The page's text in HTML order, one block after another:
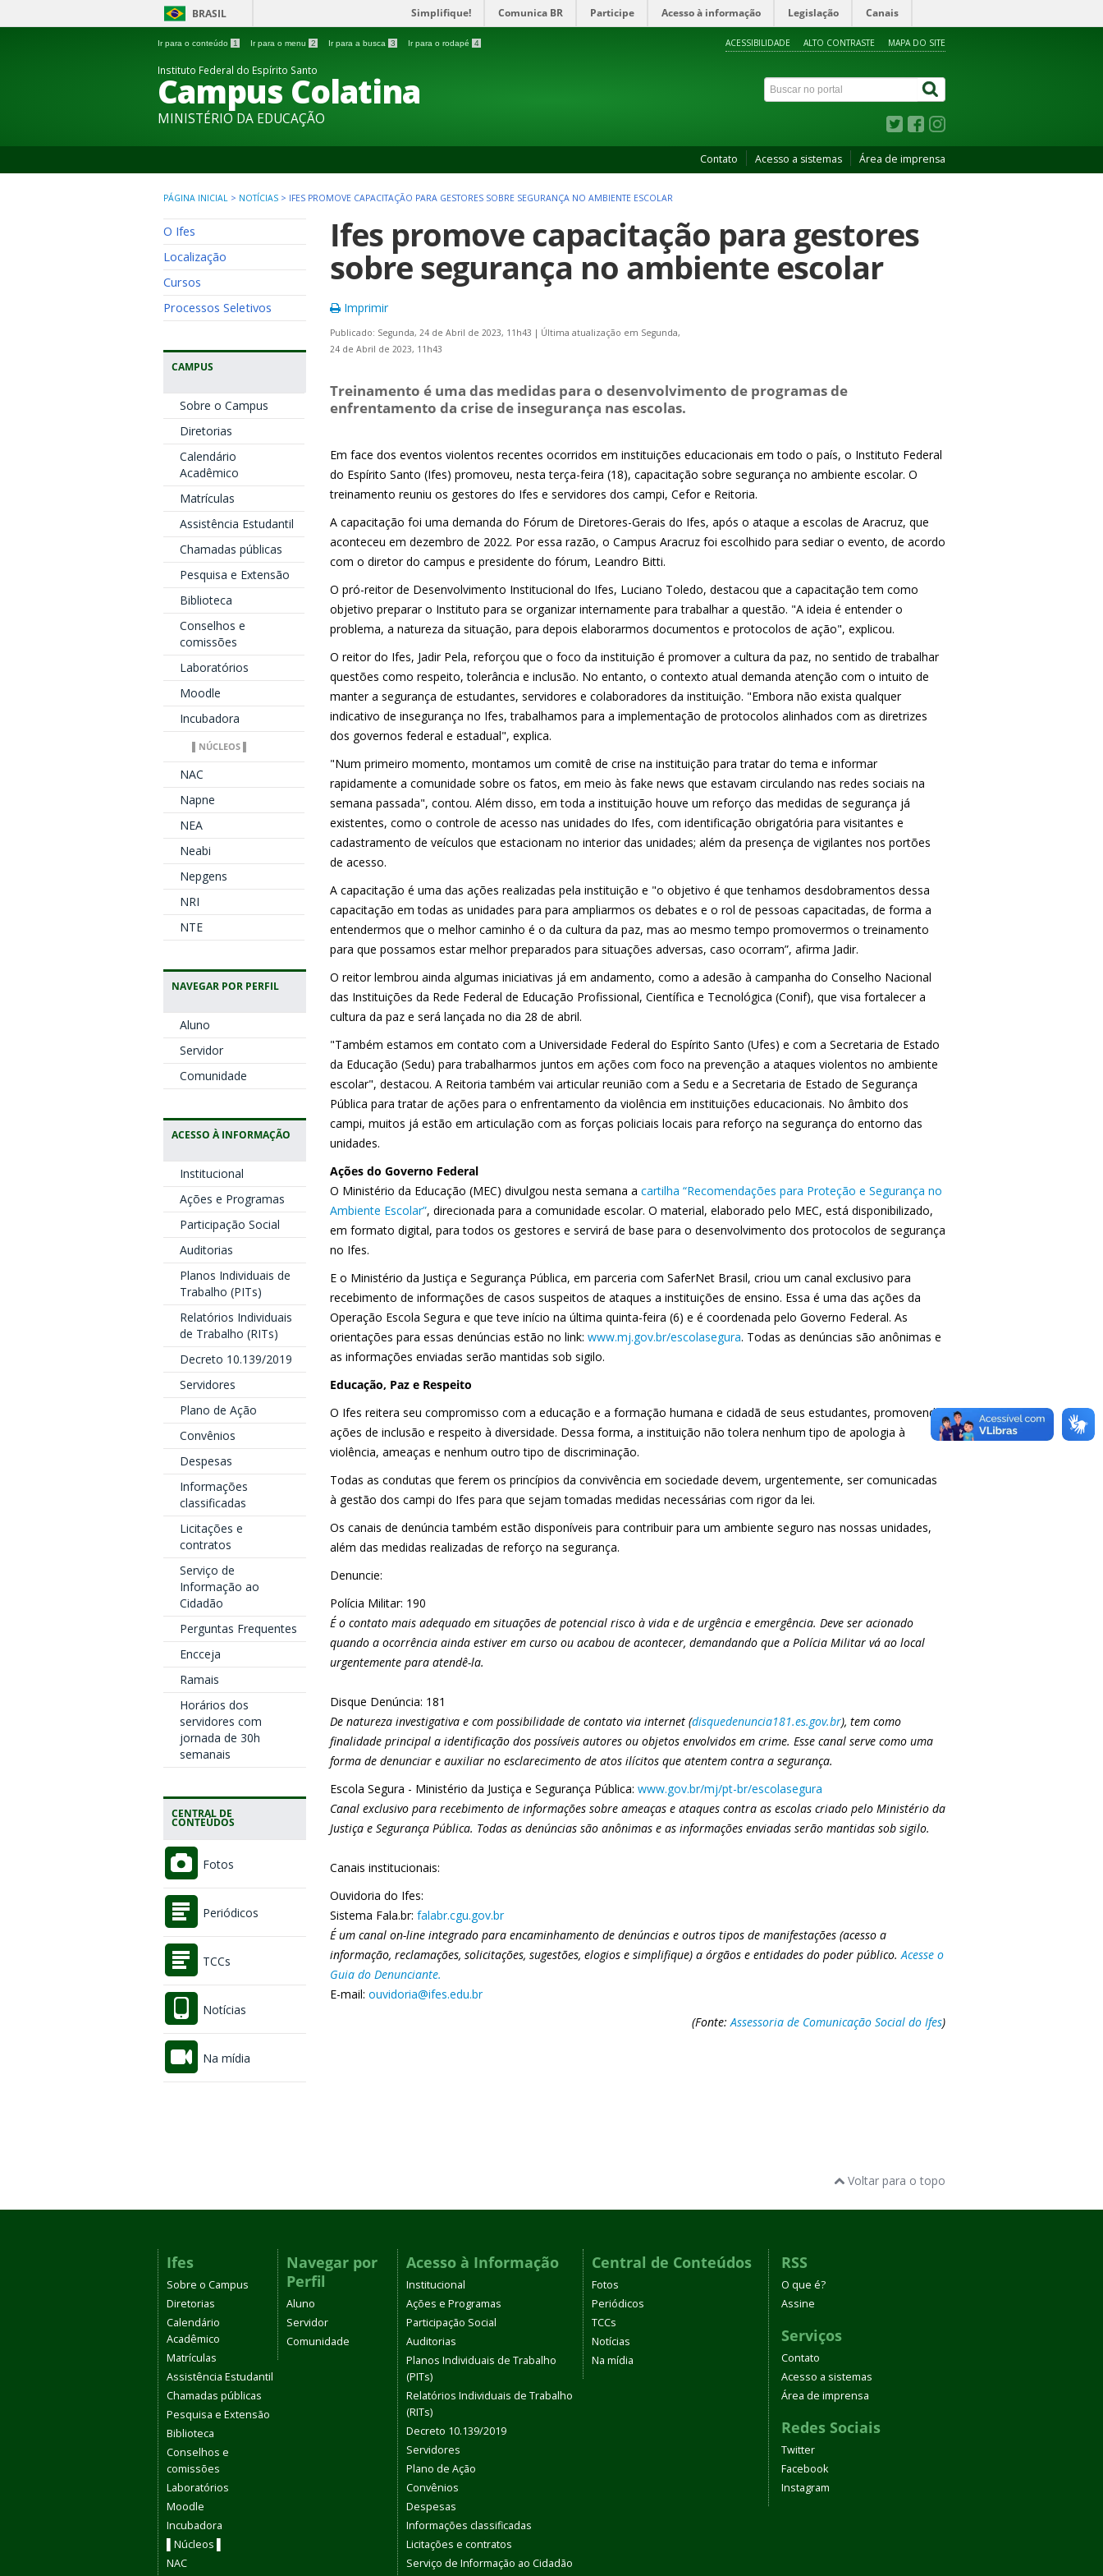
BRASIL Simplifique! Comunica BR Participe Acesso à informação Legislação Canais
Ir para o conteúdo 1 Ir para o menu 2 Ir para a busca 3 Ir para o rodapé 4 ACESSIBILIDADE ALTO CONTRASTE MAPA DO SITE
Instituto Federal do Espírito Santo
Campus Colatina
MINISTÉRIO DA EDUCAÇÃO
Contato Acesso a sistemas Área de imprensa
PÁGINA INICIAL > NOTÍCIAS > IFES PROMOVE CAPACITAÇÃO PARA GESTORES SOBRE SEGURANÇA NO AMBIENTE ESCOLAR
O Ifes
Localização
Cursos
Processos Seletivos
CAMPUS
Sobre o Campus
Diretorias
Calendário
Acadêmico
Matrículas
Assistência Estudantil
Chamadas públicas
Pesquisa e Extensão
Biblioteca
Conselhos e
comissões
Laboratórios
Moodle
Incubadora
▌NÚCLEOS ▌
NAC
Napne
NEA
Neabi
Nepgens
NRI
NTE
NAVEGAR POR PERFIL
Aluno
Servidor
Comunidade
ACESSO À INFORMAÇÃO
Institucional
Ações e Programas
Participação Social
Auditorias
Planos Individuais de
Trabalho (PITs)
Relatórios Individuais
de Trabalho (RITs)
Decreto 10.139/2019
Servidores
Plano de Ação
Convênios
Despesas
Informações
classificadas
Licitações e
contratos
Serviço de
Informação ao
Cidadão
Perguntas Frequentes
Encceja
Ramais
Horários dos
servidores com
jornada de 30h
semanais
CENTRAL DE
CONTEÚDOS
Fotos
Periódicos
TCCs
Notícias
Na mídia
Ifes promove capacitação para gestores
sobre segurança no ambiente escolar
Imprimir
Publicado: Segunda, 24 de Abril de 2023, 11h43 | Última atualização em Segunda,
24 de Abril de 2023, 11h43
Treinamento é uma das medidas para o desenvolvimento de programas de
enfrentamento da crise de insegurança nas escolas.
Em face dos eventos violentos recentes ocorridos em instituições educacionais em todo o país, o Instituto Federal
do Espírito Santo (Ifes) promoveu, nesta terça-feira (18), capacitação sobre segurança no ambiente escolar. O
treinamento reuniu os gestores do Ifes e servidores dos campi, Cefor e Reitoria.
A capacitação foi uma demanda do Fórum de Diretores-Gerais do Ifes, após o ataque a escolas de Aracruz, que
aconteceu em dezembro de 2022. Por essa razão, o Campus Aracruz foi escolhido para sediar o evento, de acordo
com o diretor do campus e presidente do fórum, Leandro Bitti.
O pró-reitor de Desenvolvimento Institucional do Ifes, Luciano Toledo, destacou que a capacitação tem como
objetivo preparar o Instituto para se organizar internamente para trabalhar a questão. "A ideia é entender o
problema, a natureza da situação, para depois elaborarmos documentos e protocolos de ação", explicou.
O reitor do Ifes, Jadir Pela, reforçou que o foco da instituição é promover a cultura da paz, no sentido de trabalhar
questões como respeito, tolerância e inclusão. No entanto, o contexto atual demanda atenção com o intuito de
manter a segurança de estudantes, servidores e colaboradores da instituição. "Embora não exista qualquer
indicativo de insegurança no Ifes, trabalhamos para a implementação de protocolos alinhados com as diretrizes
dos governos federal e estadual", explica.
"Num primeiro momento, montamos um comitê de crise na instituição para tratar do tema e informar
rapidamente a comunidade sobre os fatos, em meio às fake news que estavam circulando nas redes sociais na
semana passada", contou. Além disso, em toda a instituição houve um reforço das medidas de segurança já
existentes, como o controle de acesso nas unidades do Ifes, com identificação obrigatória para visitantes e
cadastramento de veículos que estacionam no interior das unidades; além da presença de vigilantes nos portões
de acesso.
A capacitação é uma das ações realizadas pela instituição e "o objetivo é que tenhamos desdobramentos dessa
capacitação em todas as unidades para para ampliarmos os debates e o rol de pessoas capacitadas, de forma a
entendermos que o melhor caminho é o da cultura da paz, mas ao mesmo tempo promovermos o treinamento
para que possamos estar melhor preparados para situações adversas, caso ocorram”, afirma Jadir.
O reitor lembrou ainda algumas iniciativas já em andamento, como a adesão à campanha do Conselho Nacional
das Instituições da Rede Federal de Educação Profissional, Científica e Tecnológica (Conif), que visa fortalecer a
cultura da paz e será lançada no dia 28 de abril.
"Também estamos em contato com a Universidade Federal do Espírito Santo (Ufes) e com a Secretaria de Estado
da Educação (Sedu) para trabalharmos juntos em ações com foco na prevenção a ataques violentos no ambiente
escolar", destacou. A Reitoria também vai articular reunião com a Sedu e a Secretaria de Estado de Segurança
Pública para tratar de ações para o enfrentamento da violência em instituições educacionais. No âmbito dos
campi, muitos já estão em articulação com as forças policiais locais para reforço na segurança do entorno das
unidades.
Ações do Governo Federal
O Ministério da Educação (MEC) divulgou nesta semana a cartilha “Recomendações para Proteção e Segurança no
Ambiente Escolar”, direcionada para a comunidade escolar. O material, elaborado pelo MEC, está disponibilizado,
em formato digital, para todos os gestores e servirá de base para o desenvolvimento dos protocolos de segurança
no Ifes.
E o Ministério da Justiça e Segurança Pública, em parceria com SaferNet Brasil, criou um canal exclusivo para
recebimento de informações de casos suspeitos de ataques a instituições de ensino. Essa é uma das ações da
Operação Escola Segura e que teve início na última quinta-feira (6) e é coordenada pelo Governo Federal. As
orientações para essas denúncias estão no link: www.mj.gov.br/escolasegura. Todas as denúncias são anônimas e
as informações enviadas serão mantidas sob sigilo.
Educação, Paz e Respeito
O Ifes reitera seu compromisso com a educação e a formação humana e cidadã de seus estudantes, promovendo
ações de inclusão e respeito à diversidade. Dessa forma, a instituição não tolera nenhum tipo de apologia à
violência, ameaças e nenhum outro tipo de discriminação.
Todas as condutas que ferem os princípios da convivência em sociedade devem, urgentemente, ser comunicadas
à gestão dos campi do Ifes para que sejam tomadas medidas necessárias com rigor da lei.
Os canais de denúncia também estão disponíveis para contribuir para um ambiente seguro nas nossas unidades,
além das medidas realizadas de reforço na segurança.
Denuncie:
Polícia Militar: 190
É o contato mais adequado em situações de potencial risco à vida e de urgência e emergência. Deve ser acionado
quando a ocorrência ainda estiver em curso ou acabou de acontecer, demandando que a Polícia Militar vá ao local
urgentemente para atendê-la.
Disque Denúncia: 181
De natureza investigativa e com possibilidade de contato via internet (disquedenuncia181.es.gov.br), tem como
finalidade principal a identificação dos possíveis autores ou objetos envolvidos em crime. Esse canal serve como uma
forma de denunciar e auxiliar no esclarecimento de atos ilícitos que atentem contra a segurança.
Escola Segura - Ministério da Justiça e Segurança Pública: www.gov.br/mj/pt-br/escolasegura
Canal exclusivo para recebimento de informações sobre ameaças e ataques contra as escolas criado pelo Ministério da
Justiça e Segurança Pública. Todas as denúncias são anônimas e as informações enviadas serão mantidas sob sigilo.
Canais institucionais:
Ouvidoria do Ifes:
Sistema Fala.br: falabr.cgu.gov.br
É um canal on-line integrado para encaminhamento de denúncias e outros tipos de manifestações (acesso a
informação, reclamações, solicitações, sugestões, elogios e simplifique) a órgãos e entidades do poder público.Acesse o
Guia do Denunciante.
E-mail: ouvidoria@ifes.edu.br
(Fonte:Assessoria de Comunicação Social do Ifes)
Voltar para o topo
Ifes
Sobre o Campus
Diretorias
Calendário
Acadêmico
Matrículas
Assistência Estudantil
Chamadas públicas
Pesquisa e Extensão
Biblioteca
Conselhos e
comissões
Laboratórios
Moodle
Incubadora
▌Núcleos ▌
NAC
Navegar por
Perfil
Aluno
Servidor
Comunidade
Acesso à Informação
Institucional
Ações e Programas
Participação Social
Auditorias
Planos Individuais de Trabalho
(PITs)
Relatórios Individuais de Trabalho
(RITs)
Decreto 10.139/2019
Servidores
Plano de Ação
Convênios
Despesas
Informações classificadas
Licitações e contratos
Serviço de Informação ao Cidadão
Central de Conteúdos
Fotos
Periódicos
TCCs
Notícias
Na mídia
RSS
O que é?
Assine
Serviços
Contato
Acesso a sistemas
Área de imprensa
Redes Sociais
Twitter
Facebook
Instagram